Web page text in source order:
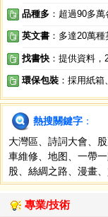
品種多 ：超過90多
英文書 ：多達20萬
找書快 ：提供資料
環保包裝 ：採用紙
熱搜關鍵字 ：
大灣區
詩詞大會
車維修
地图 一帶
股
絲綢之路 漫畫
專業/技術